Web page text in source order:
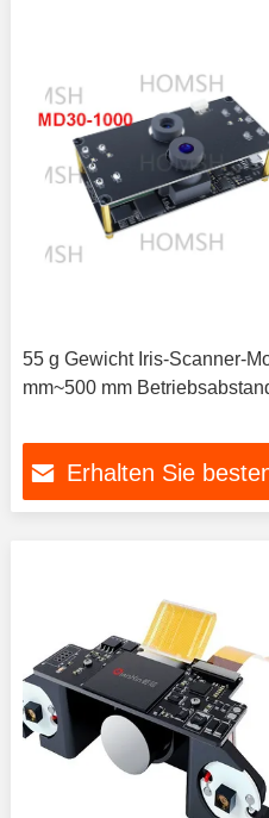
55 g Gewicht Iris-Scanner-
mm~500 mm
Erhalten Sie